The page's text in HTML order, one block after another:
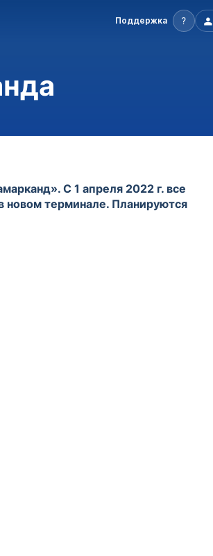
Поддержка
С 1 апреля 2022 г. все
новом терминале. Планируются